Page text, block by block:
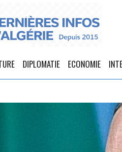
DIPLOMATIE ECONOMIE